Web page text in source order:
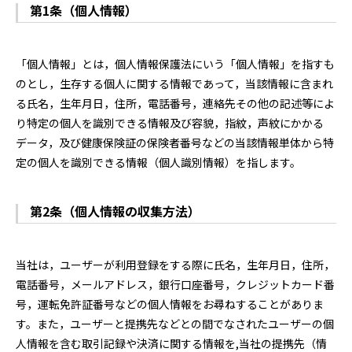
第1条（個人情報）
「個人情報」とは，個人情報保護法にいう「個人情報」を指すも
のとし，生存する個人に関する情報であって，当該情報に含まれ
る氏名，生年月日，住所，電話番号，連絡先その他の記述等によ
り特定の個人を識別できる情報及び容貌，指紋，声紋にかかる
データ，及び健康保険証の保険者番号などの当該情報単体から特
定の個人を識別できる情報（個人識別情報）を指します。
第2条（個人情報の収集方法）
当社は，ユーザーが利用登録をする際に氏名，生年月日，住所，
電話番号，メールアドレス，銀行口座番号，クレジットカード番
号，運転免許証番号などの個人情報をお尋ねすることがありま
す。また，ユーザーと提携先などとの間でなされたユーザーの個
人情報を含む取引記録や決済に関する情報を,当社の提携先（情